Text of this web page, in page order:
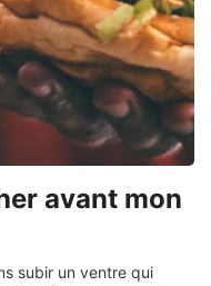
avant mon
subir un ventre qui